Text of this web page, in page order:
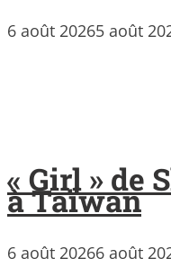
6 août 20265 août
« Girl » de
à Taïwan
6 août 20266 août